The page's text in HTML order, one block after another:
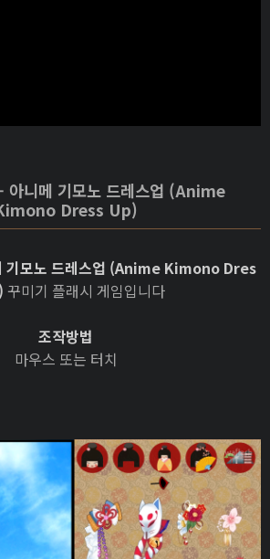
아니메 기모노 드레스업 (Anime
Dress Up)
기모노 드레스업 (Anime Kimono Dres
꾸미기 플래시 게임입니다
조작방법
마우스 또는 터치